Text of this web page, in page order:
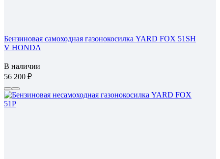
Бензиновая самоходная газонокосилка YARD FOX 51SH
V HONDA
В наличии
56 200